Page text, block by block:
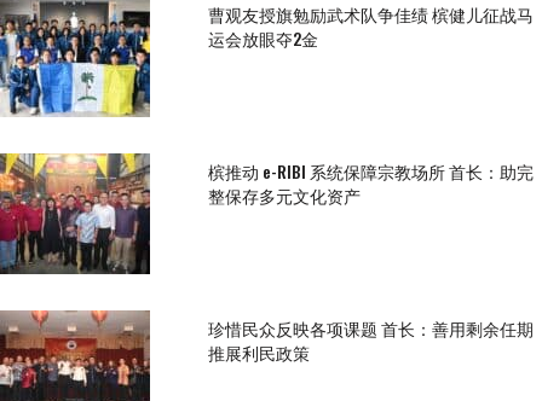
曹观友授旗勉励武术队争佳绩 槟健儿征战马
运会放眼夺2金
槟推动 e-RIBI 系统保障宗教场所 首长：助完
整保存多元文化资产
珍惜民众反映各项课题 首长：善用剩余任期
推展利民政策